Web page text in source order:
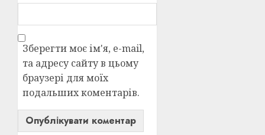
Зберегти моє ім'я, e-mail,
та адресу сайту в цьому
браузері для моїх
подальших коментарів.